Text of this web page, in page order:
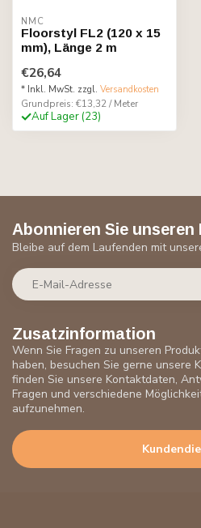
NMC
Floorstyl FL2 (120 x 15
mm), Länge 2 m
€26,64
* Inkl. MwSt. zzgl. Versandkosten
Grundpreis: €13,32 / Meter
Auf Lager (23)
Zusatzinformation
Wenn Sie Fragen zu unseren
haben, besuchen Sie gerne unsere
finden Sie unsere Kontaktdaten,
Fragen und verschiedene
aufzunehmen.
Abonnieren Sie unseren
Bleibe auf dem Laufenden mit